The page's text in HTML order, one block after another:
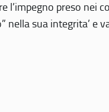
l’impegno preso nei
sua integrita’ e